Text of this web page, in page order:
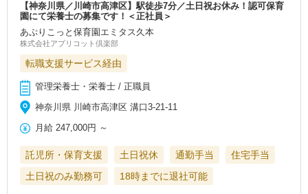
【神奈川県／川崎市高津区】駅徒歩7分／土日祝お休み！認可保育
園にて栄養士の募集です！＜正社員＞
あぷりこっと保育園エミタス久本
株式会社アプリコット倶楽部
転職支援サービス経由
管理栄養士・栄養士 / 正職員
神奈川県 川崎市高津区 溝口3-21-11
月給 247,000円 ～
託児所・保育支援 土日祝休 通勤手当
住宅手当
土日祝のみ勤務可
18時までに退社可能